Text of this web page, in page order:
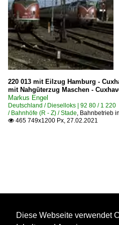
220 013 mit Eilzug Hamburg -
mit Nahgüterzug Maschen -
Markus Engel
Deutschland / Dieselloks | 92 80 / 1
/ Bahnhöfe (R - Z) / Stade, Bahnbetrieb
 465 749x1200 Px, 27.02.2021
Diese Webseite verwendet